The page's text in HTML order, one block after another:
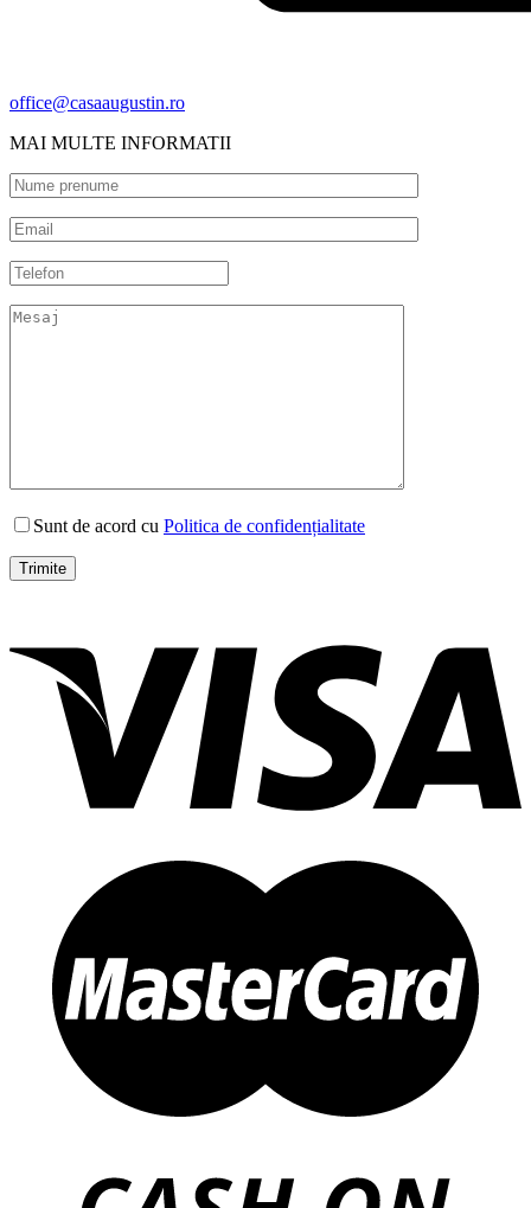
office@casaaugustin.ro
MAI MULTE INFORMATII
Sunt de acord cu Politica de confidențialitate